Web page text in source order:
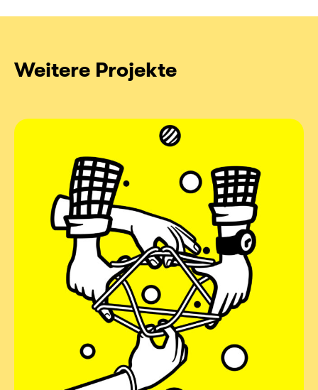
Weitere Projekte